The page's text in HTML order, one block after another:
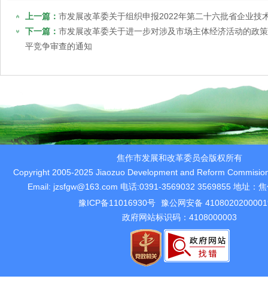
上一篇： 市发展改革委关于组织申报2022年第二十六批省企业技
下一篇： 市发展改革委关于进一步对涉及市场主体经济活动的政
平竞争审查的通知
焦作市发展和改革委员会版权所有
Copyright 2005-2025 Jiaozuo Development and Reform
Email: jzsfgw@163.com 电话:0391-3569032 3569855 地址：
豫ICP备11016930号 豫公网安备
政府网站标识码：4108000003